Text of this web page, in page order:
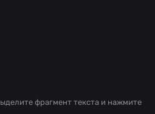
фрагмент текста и нажмите